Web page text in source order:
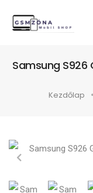
Samsung S926
Kezdőlap